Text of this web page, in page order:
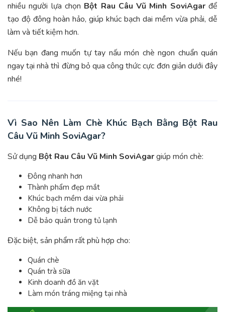
nhiều người lựa chọn Bột Rau Câu Vũ Minh SoviAgarđể
tạo độ đông hoàn hảo, giúp khúc bạch dai mềm vừa phải, dễ
làm và tiết kiệm hơn.
Nếu bạn đang muốn tự tay nấu món chè ngon chuẩn quán
ngay tại nhà thì đừng bỏ qua công thức cực đơn giản dưới đây
nhé!
Vì Sao Nên Làm Chè Khúc Bạch Bằng Bột Rau
Câu Vũ Minh SoviAgar?
Sử dụng Bột Rau Câu Vũ Minh SoviAgargiúp món chè:
Đông nhanh hơn
Thành phẩm đẹp mắt
Khúc bạch mềm dai vừa phải
Không bị tách nước
Dễ bảo quản trong tủ lạnh
Đặc biệt, sản phẩm rất phù hợp cho:
Quán chè
Quán trà sữa
Kinh doanh đồ ăn vặt
Làm món tráng miệng tại nhà